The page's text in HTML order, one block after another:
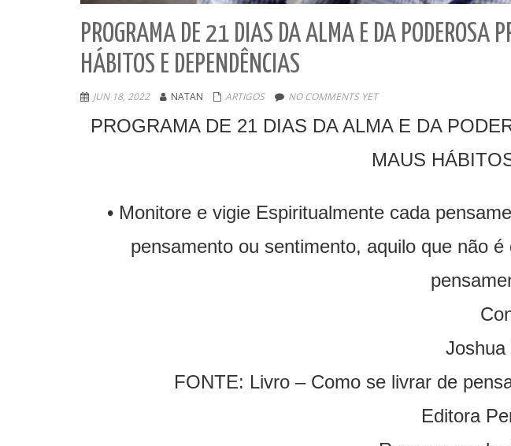
PROGRAMA DE 21 DIAS DA ALMA E DA PODEROSA
HÁBITOS E DEPENDÊNCIAS
JUN 18, 2022 NATAN ARTIGOS NO COMMENTS YET
PROGRAMA DE 21 DIAS DA ALMA E DA
MAUS
• Monitore e vigie Espiritualmente cada
pensamento ou sentimento, aquilo que não
Joshua
FONTE: Livro – Como se livrar de
Editora